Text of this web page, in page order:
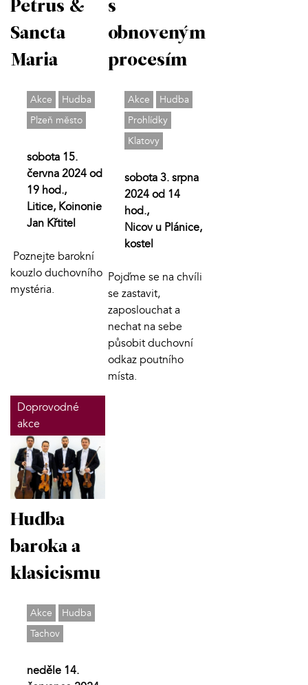
Petrus &
Sancta
Maria
Akce
Hudba
Plzeň město
sobota 15.
června 2024 od
19 hod.,
Litice, Koinonie
Jan Křtitel
Poznejte barokní
kouzlo duchovního
mystéria.
s
obnoveným
procesím
Akce
Hudba
Prohlídky
Klatovy
sobota 3. srpna
2024 od 14
hod.,
Nicov u Plánice,
kostel
Pojďme se na chvíli
se zastavit,
zaposlouchat a
nechat na sebe
působit duchovní
odkaz poutního
místa.
Doprovodné
akce
Hudba
baroka a
klasicismu
Akce
Hudba
Tachov
neděle 14.